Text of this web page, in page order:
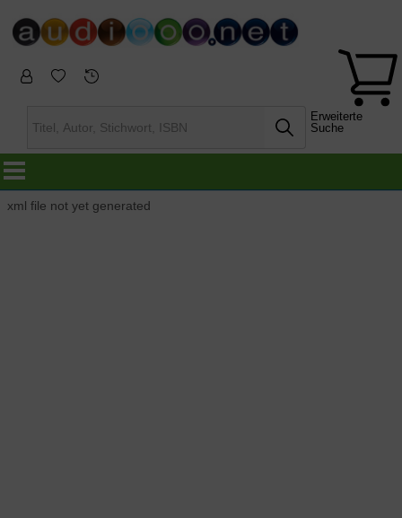
Erweiterte
Suche
xml file not yet generated